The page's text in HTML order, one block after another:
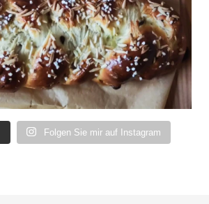
Folgen Sie mir auf Instagram